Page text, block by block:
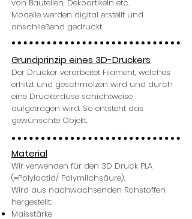
von Bauteilen, Dekoartikeln etc.
Modelle werden digital erstellt und
anschließend gedruckt.
Grundprinzip eines 3D-Druckers
Der Drucker verarbeitet Filament, welches
erhitzt und geschmolzen wird und durch
eine Druckerdüse schichtweise
aufgetragen wird. So entsteht das
gewünschte Objekt.
Material
Wir verwenden für den 3D Druck PLA
(=Polylactid/ Polymilchsäure).
Wird aus nachwachsenden Rohstoffen
hergestellt:
Maisstärke